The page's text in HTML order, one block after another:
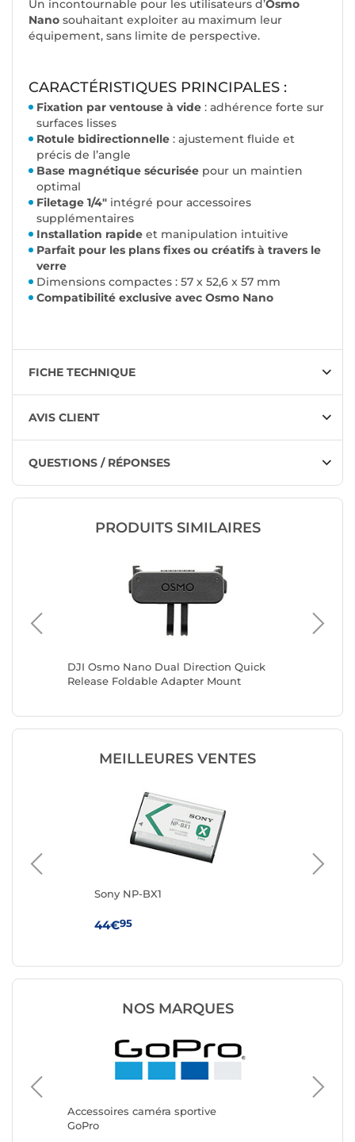
Un incontournable pour les utilisateurs d’Osmo
Nano souhaitant exploiter au maximum leur
équipement, sans limite de perspective.
CARACTÉRISTIQUES PRINCIPALES :
Fixation par ventouse à vide : adhérence forte sur
surfaces lisses
Rotule bidirectionnelle : ajustement fluide et
précis de l’angle
Base magnétique sécurisée pour un maintien
optimal
Filetage 1/4" intégré pour accessoires
supplémentaires
Installation rapide et manipulation intuitive
Parfait pour les plans fixes ou créatifs à travers le
verre
Dimensions compactes : 57 x 52,6 x 57 mm
Compatibilité exclusive avec Osmo Nano
FICHE TECHNIQUE
AVIS CLIENT
QUESTIONS / RÉPONSES
PRODUITS SIMILAIRES
DJI Osmo Nano Dual Direction Quick
Release Foldable Adapter Mount
MEILLEURES VENTES
Sony NP-BX1
44€95
NOS MARQUES
Accessoires caméra sportive
GoPro